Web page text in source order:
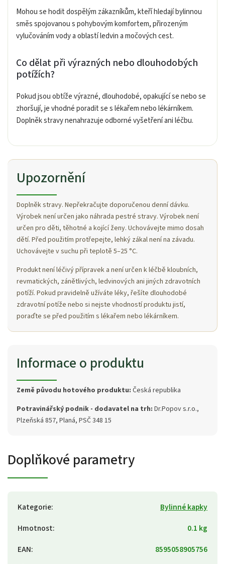
Mohou se hodit dospělým zákazníkům, kteří hledají bylinnou
směs spojovanou s pohybovým komfortem, přirozeným
vylučováním vody a oblastí ledvin a močových cest.
Co dělat při výrazných nebo dlouhodobých
potížích?
Pokud jsou obtíže výrazné, dlouhodobé, opakující se nebo se
zhoršují, je vhodné poradit se s lékařem nebo lékárníkem.
Doplněk stravy nenahrazuje odborné vyšetření ani léčbu.
Upozornění
Doplněk stravy. Nepřekračujte doporučenou denní dávku.
Výrobek není určen jako náhrada pestré stravy. Výrobek není
určen pro děti, těhotné a kojící ženy. Uchovávejte mimo dosah
dětí. Před použitím protřepejte, lehký zákal není na závadu.
Uchovávejte v suchu při teplotě 5–25 °C.
Produkt není léčivý přípravek a není určen k léčbě kloubních,
revmatických, zánětlivých, ledvinových ani jiných zdravotních
potíží. Pokud pravidelně užíváte léky, řešíte dlouhodobé
zdravotní potíže nebo si nejste vhodností produktu jistí,
poraďte se před použitím s lékařem nebo lékárníkem.
Informace o produktu
Země původu hotového produktu: Česká republika
Potravinářský podnik - dodavatel na trh: Dr.Popov s.r.o.,
Plzeňská 857, Planá, PSČ 348 15
Doplňkové parametry
Kategorie:
Bylinné kapky
Hmotnost:
0.1 kg
EAN:
8595058905756